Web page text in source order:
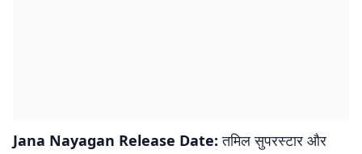
Jana Nayagan Release Date:तमिल सुपरस्टार और